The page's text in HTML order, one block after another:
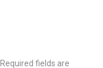
Required fields are